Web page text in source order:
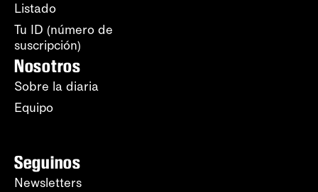
Listado
Tu ID (número de
suscripción)
Nosotros
Sobre la diaria
Equipo
Seguinos
Newsletters